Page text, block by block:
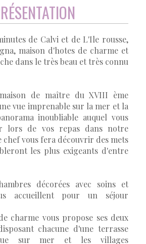
de Calvi et de L'Ile rousse,
maison d'hotes de charme et
dans le très beau et très connu
de maître du XVIII ème
vue imprenable sur la mer et la
inoubliable auquel vous
lors de vos repas dans notre
vous fera découvrir des mets
les plus exigeants d'entre
décorées avec soins et
accueillent pour un séjour
charme vous propose ses deux
chacune d'une terrasse
sur mer et les villages